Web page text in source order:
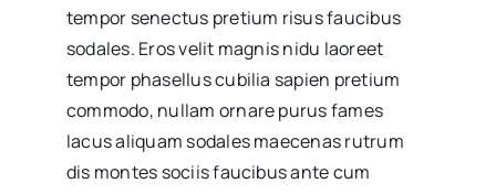
tempor senectus pretium risus faucibus
sodales. Eros velit magnis nidu laoreet
tempor phasellus cubilia sapien pretium
commodo, nullam ornare purus fames
lacus aliquam sodales maecenas rutrum
dis montes sociis faucibus ante cum